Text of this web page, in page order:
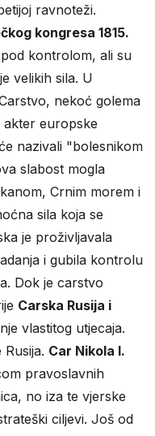
ravnoteži.
kongresa 1815.
kontrolom, ali su
velikih sila. U
nekoć golema
akter europske
nazivali "bolesnikom
slabost mogla
Crnim morem i
sila koja se
je proživljavala
i gubila kontrolu
Dok je carstvo
Carska Rusija i
vlastitog utjecaja.
Car Nikola I.
pravoslavnih
no iza te vjerske
ciljevi. Još od